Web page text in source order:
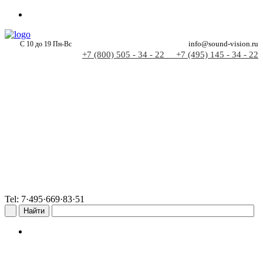
С 10 до 19 Пн-Вс info@sound-vision.ru
+7 (800) 505 - 34 - 22 +7 (495) 145 - 34 - 22
Tel: 7·495·669·83·51